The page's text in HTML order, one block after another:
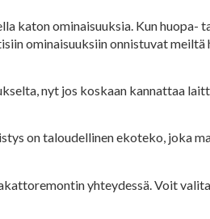
katon ominaisuuksia. Kun huopa-
ominaisuuksiin onnistuvat
nyt jos koskaan kannattaa
on taloudellinen ekoteko, joka
yhteydessä. Voit